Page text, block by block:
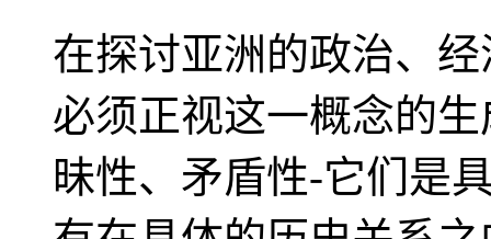
在探讨亚洲的政治、
必须正视这一概念的
昧性、矛盾性-它们是